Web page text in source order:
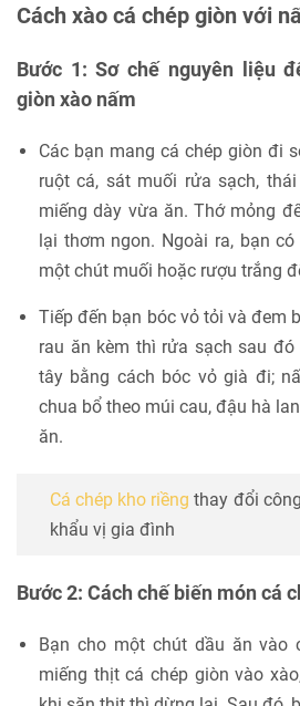
Cách xào cá chép giòn với
Bước 1: Sơ chế nguyên liệu
giòn xào nấm
Các bạn mang cá chép giòn đi
ruột cá, sát muối rửa sạch,
miếng dày vừa ăn. Thớ mỏng
lại thơm ngon. Ngoài ra, bạn
một chút muối hoặc rượu trắng
Tiếp đến bạn bóc vỏ tỏi và đem
rau ăn kèm thì rửa sạch sau đó
tây bằng cách bóc vỏ già đi;
chua bổ theo múi cau, đậu hà
ăn.
Cá chép kho riềng thay đổi
khẩu vị gia đình
Bước 2: Cách chế biến món cá
Bạn cho một chút dầu ăn vào
miếng thịt cá chép giòn vào